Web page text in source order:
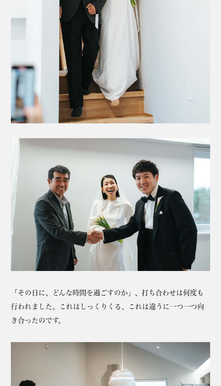
「その日に、どんな時間を過ごすのか」、打ち合わせは何度も
行われました。これはしっくりくる、これは違うに一つ一つ向
き合ったのです。